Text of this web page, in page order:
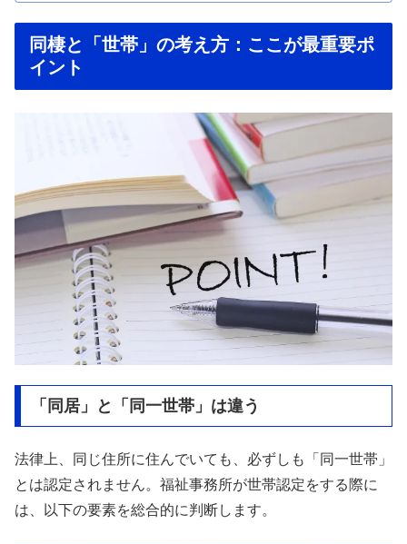
同棲と「世帯」の考え方：ここが最重要ポ
イント
「同居」と「同一世帯」は違う
法律上、同じ住所に住んでいても、必ずしも「同一世帯」
とは認定されません。福祉事務所が世帯認定をする際に
は、以下の要素を総合的に判断します。